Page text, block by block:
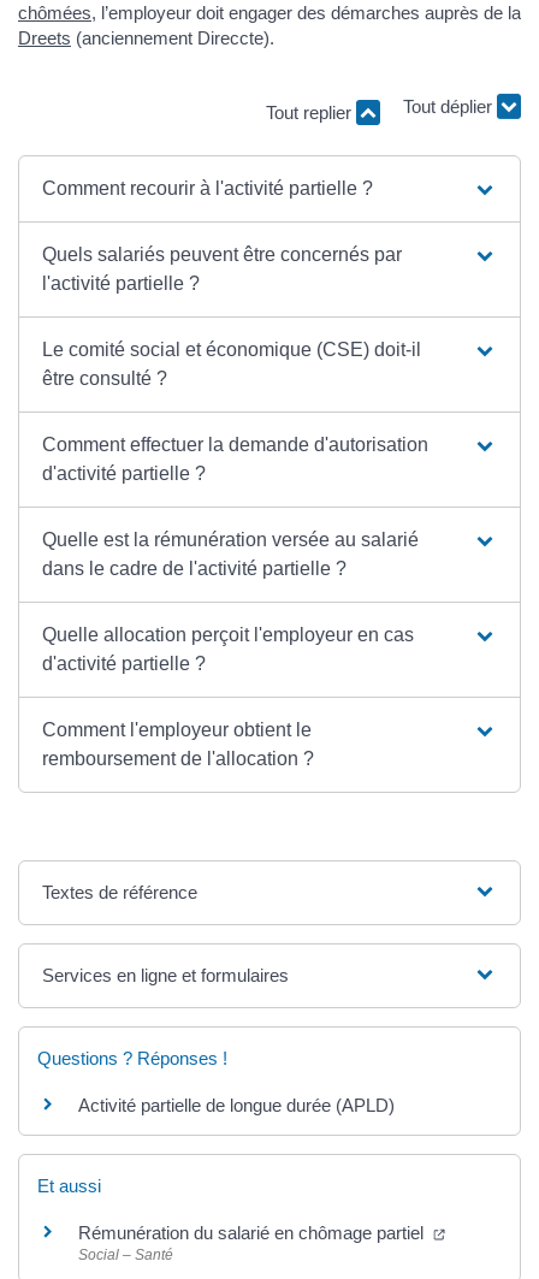
chômées, l’employeur doit engager des démarches auprès de la
Dreets (anciennement Direccte).
Tout replier Tout déplier
Comment recourir à l'activité partielle ?
Quels salariés peuvent être concernés par
l'activité partielle ?
Le comité social et économique (CSE) doit-il
être consulté ?
Comment effectuer la demande d'autorisation
d'activité partielle ?
Quelle est la rémunération versée au salarié
dans le cadre de l'activité partielle ?
Quelle allocation perçoit l'employeur en cas
d'activité partielle ?
Comment l'employeur obtient le
remboursement de l'allocation ?
Textes de référence
Services en ligne et formulaires
Questions ? Réponses !
Activité partielle de longue durée (APLD)
Et aussi
Rémunération du salarié en chômage partiel
Social – Santé